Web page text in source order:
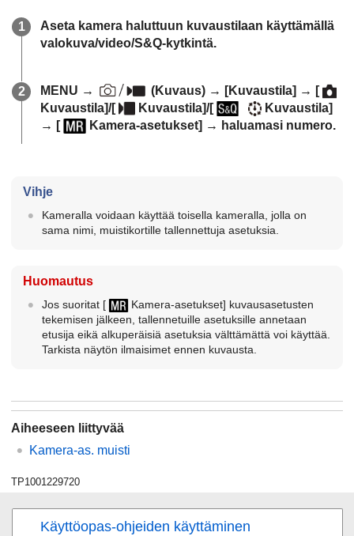
Aseta kamera haluttuun kuvaustilaan käyttämällä
valokuva/video/S&Q-kytkintä.
MENU → (Kuvaus) → [Kuvaustila] → [
Kuvaustila]/[ Kuvaustila]/[
Kuvaustila]
→ [ Kamera-asetukset] → haluamasi numero.
Vihje
Kameralla voidaan käyttää toisella kameralla, jolla on
sama nimi, muistikortille tallennettuja asetuksia.
Huomautus
Jos suoritat [ Kamera-asetukset] kuvausasetusten
tekemisen jälkeen, tallennetuille asetuksille annetaan
etusija eikä alkuperäisiä asetuksia välttämättä voi käyttää.
Tarkista näytön ilmaisimet ennen kuvausta.
Aiheeseen liittyvää
Kamera-as. muisti
TP1001229720
Käyttöopas-ohjeiden käyttäminen